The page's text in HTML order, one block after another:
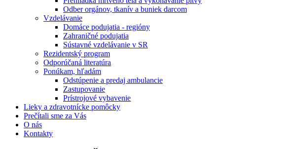
Odber orgánov, tkanív a buniek darcom
Vzdelávanie
Domáce podujatia - regióny
Zahraničné podujatia
Sústavné vzdelávanie v SR
Rezidentský program
Odporúčaná literatúra
Ponúkam, hľadám
Odstúpenie a predaj ambulancie
Zastupovanie
Prístrojové vybavenie
Lieky a zdravotnícke pomôcky
Prečítali sme za Vás
O nás
Kontakty